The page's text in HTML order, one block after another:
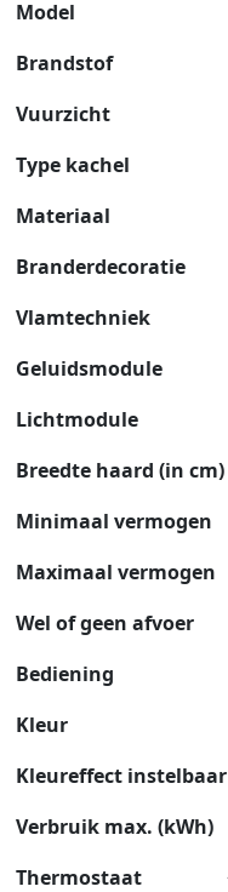
Model
Brandstof
Vuurzicht
Type kachel
Materiaal
Branderdecoratie
Vlamtechniek
Geluidsmodule
Lichtmodule
Breedte haard (in cm)
Minimaal vermogen
Maximaal vermogen
Wel of geen afvoer
Bediening
Kleur
Kleureffect instelbaar
Verbruik max. (kWh)
Thermostaat